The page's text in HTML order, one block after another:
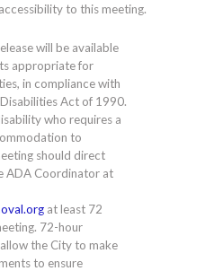
to this meeting.
will be available
appropriate for
in compliance with
Act of 1990.
who requires a
to
should direct
ADA Coordinator at
at least 72
72-hour
the City to make
to ensure